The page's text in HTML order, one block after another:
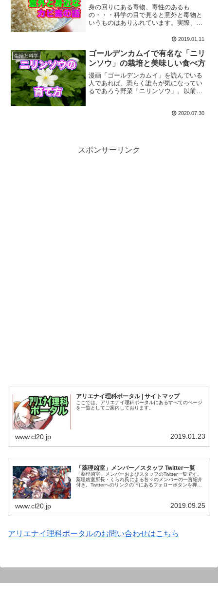
身の回りにある毒物、毒性のあるも
の・・・科学の目で見ると意外と毒物と
いうものはありふれています。実際、園
し、ペットに害のあるものもあります。
かなかやっかいなのです。
2019.01.11
生活と科学
ゴールデンカムイで有名な「ニリ
ンソウ」の栽培と美味しい食べ方
漫画「ゴールデンカムイ」を読んでいる
人であれば、恐らく誰もが気になってい
るであろう野菜「ニリンソウ」。以前か
めてまとめてみようと思います。誤食事
2020.07.30
スポンサーリンク
アリエナイ理科ポータル | サイトマップ
ここでは、アリエナイ理科ポータルにあるすべてのページ
を一覧としてご案内しております。
www.cl20.jp 2019.01.23
「薬理凶室」メンバー／スタッフ Twitter一覧
「薬理凶室」メンバーおよびスタッフのTwitter一覧です。
薬理凶室所長・くられ氏による各々のメンバーの一言紹介
付き。Twitterへのリンクの下にあるフォローボタンを押す
www.cl20.jp 2019.09.25
アリエナイ理科ポータルのお問い合わせはこちら